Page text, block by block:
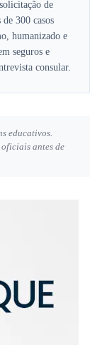
de
300 casos
humanizado e
seguros e
consular.
educativos.
antes de